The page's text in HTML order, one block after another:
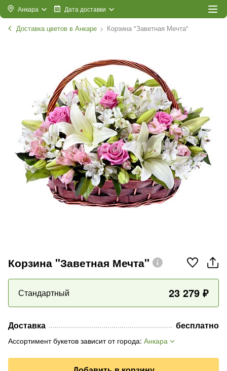
Анкара Дата доставки
Доставка цветов в Анкаре Корзина "Заветная Мечта"
Корзина "Заветная Мечта"
Стандартный 23 279 ₽
Доставка бесплатно
Ассортимент букетов зависит от города: Анкара